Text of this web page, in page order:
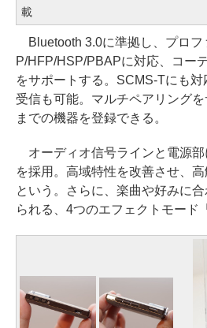
載
Bluetooth 3.0に準拠し、プロフ
P/HFP/HSP/PBAPに対応、コー
をサポートする。SCMS-Tにも
受信も可能。マルチペアリング
までの機器を登録できる。
オーディオ信号ラインと電源部
を採用。高域特性を改善させ、
という。さらに、楽曲や好みに
られる、4つのエフェクトモード